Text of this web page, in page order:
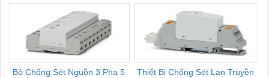
Bộ Chống Sét Nguồn 3 Pha 5
Thiết Bị Chống Sét Lan Truyền